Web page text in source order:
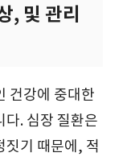
, 및 관리
건강에 중대한
다. 심장 질환은
짓기 때문에, 적